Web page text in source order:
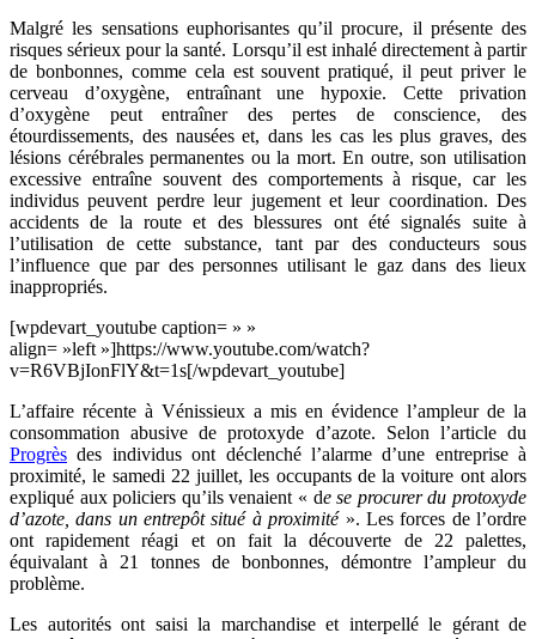
Malgré les sensations euphorisantes qu’il procure, il présente des
risques sérieux pour la santé. Lorsqu’il est inhalé directement à partir
de bonbonnes, comme cela est souvent pratiqué, il peut priver le
cerveau d’oxygène, entraînant une hypoxie. Cette privation
d’oxygène peut entraîner des pertes de conscience, des
étourdissements, des nausées et, dans les cas les plus graves, des
lésions cérébrales permanentes ou la mort. En outre, son utilisation
excessive entraîne souvent des comportements à risque, car les
individus peuvent perdre leur jugement et leur coordination. Des
accidents de la route et des blessures ont été signalés suite à
l’utilisation de cette substance, tant par des conducteurs sous
l’influence que par des personnes utilisant le gaz dans des lieux
inappropriés.
[wpdevart_youtube caption= » »
align= »left »]https://www.youtube.com/watch?
v=R6VBjIonFlY&t=1s[/wpdevart_youtube]
L’affaire récente à Vénissieux a mis en évidence l’ampleur de la
consommation abusive de protoxyde d’azote. Selon l’article du
Progrès des individus ont déclenché l’alarme d’une entreprise à
proximité, le samedi 22 juillet, les occupants de la voiture ont alors
expliqué aux policiers qu’ils venaient « de se procurer du protoxyde
d’azote, dans un entrepôt situé à proximité». Les forces de l’ordre
ont rapidement réagi et on fait la découverte de 22 palettes,
équivalant à 21 tonnes de bonbonnes, démontre l’ampleur du
problème.
Les autorités ont saisi la marchandise et interpellé le gérant de